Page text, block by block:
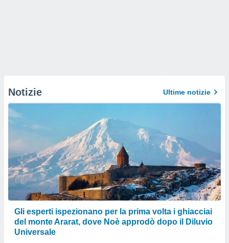
Notizie Ultime notizie
Gli esperti ispezionano per la prima volta i ghiacciai
del monte Ararat, dove Noè approdò dopo il Diluvio
Universale